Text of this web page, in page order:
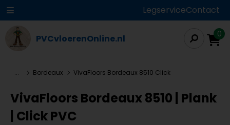
LegserviceContact
PVCvloerenOnline.nl 0
... Bordeaux VivaFloors Bordeaux 8510 Click
VivaFloors Bordeaux 8510 | Plank
| Click PVC